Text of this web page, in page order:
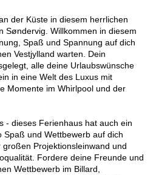
der Küste in diesem herrlichen
Søndervig. Willkommen in diesem
Spaß und Spannung auf dich
Vestjylland warten. Dein
alle deine Urlaubswünsche
in eine Welt des Luxus mit
Momente im Whirlpool und der
- dieses Ferienhaus hat auch ein
Spaß und Wettbewerb auf dich
Projektionsleinwand und
Fordere deine Freunde und
Wettbewerb im Billard,